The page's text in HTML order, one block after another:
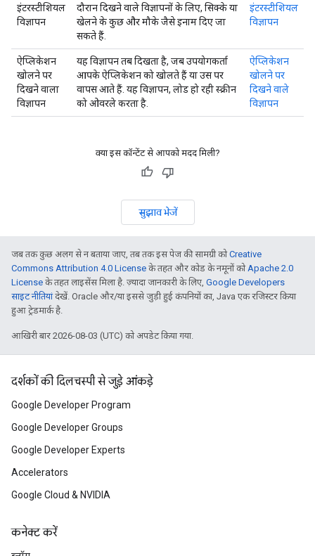
इंटरस्टीशियल
विज्ञापन
दौरान दिखने वाले विज्ञापनों के लिए, सिक्के या
खेलने के कुछ और मौके जैसे इनाम दिए जा
सकते हैं.
इंटरस्टीशियल
विज्ञापन
ऐप्लिकेशन
खोलने पर
दिखने वाला
विज्ञापन
यह विज्ञापन तब दिखता है, जब उपयोगकर्ता
आपके ऐप्लिकेशन को खोलते हैं या उस पर
वापस आते हैं. यह विज्ञापन, लोड हो रही स्क्रीन
को ओवरले करता है.
ऐप्लिकेशन
खोलने पर
दिखने वाले
विज्ञापन
क्या इस कॉन्टेंट से आपको मदद मिली?
सुझाव भेजें
जब तक कुछ अलग से न बताया जाए, तब तक इस पेज की सामग्री कोCreative
Commons Attribution 4.0 License के तहत और कोड के नमूनों कोApache 2.0
License के तहत लाइसेंस मिला है. ज़्यादा जानकारी के लिए, Google Developers
साइट नीतियांदेखें. Oracle और/या इससे जुड़ी हुई कंपनियों का, Java एक रजिस्टर किया
हुआ ट्रेडमार्क है.
आखिरी बार 2026-08-03 (UTC) को अपडेट किया गया.
दर्शकों की दिलचस्पी से जुड़े आंकड़े
Google Developer Program
Google Developer Groups
Google Developer Experts
Accelerators
Google Cloud & NVIDIA
कनेक्ट करें